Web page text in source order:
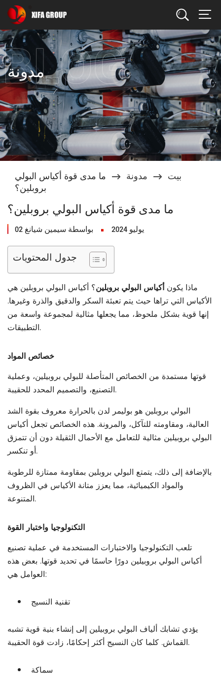
يبحث
مدونة
بيت مدونة
ما مدى قوة أكياس البولي
بروبلين؟
ما مدى قوة أكياس البولي بروبلين؟
02 يوليو 2024 بواسطة سيمين شيانغ
جدول المحتويات
ماذا يكونأكياس البولي بروبلين؟ أكياس البولي بروبلين هي
الأكياس التي تراها حيث يتم تعبئة السكر والدقيق والذرة وغيرها.
إنها قوية بشكل ملحوظ، مما يجعلها مثالية لمجموعة واسعة من
التطبيقات.
خصائص المواد
قوتها مستمدة من الخصائص المتأصلة للبولي بروبيلين، وعملية
التصنيع، والتصميم المحدد للحقيبة.
البولي بروبلين هو بوليمر لدن بالحرارة معروف بقوة الشد
العالية، ومقاومته للتآكل، والمرونة. هذه الخصائص تجعل أكياس
البولي بروبيلين مثالية للتعامل مع الأحمال الثقيلة دون أن تتمزق
أو تنكسر.
بالإضافة إلى ذلك، يتمتع البولي بروبلين بمقاومة ممتازة للرطوبة
والمواد الكيميائية، مما يعزز متانة الأكياس في الظروف
المتنوعة.
التكنولوجيا واختبار القوة
تلعب التكنولوجيا والاختبارات المستخدمة في عملية تصنيع
أكياس البولي بروبيلين دورًا حاسمًا في تحديد قوتها. بعض هذه
العوامل هي:
تقنية النسيج
يؤدي تشابك ألياف البولي بروبيلين إلى إنشاء بنية قوية تشبه
القماش. كلما كان النسيج أكثر إحكامًا، زادت قوة الحقيبة.
سماكة